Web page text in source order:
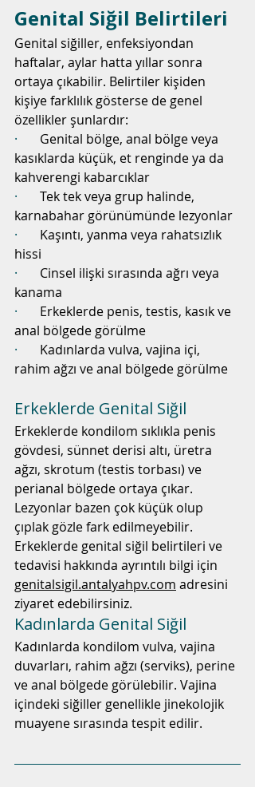
Genital Siğil Belirtileri
Genital siğiller, enfeksiyondan
haftalar, aylar hatta yıllar sonra
ortaya çıkabilir. Belirtiler kişiden
kişiye farklılık gösterse de genel
özellikler şunlardır:
· Genital bölge, anal bölge veya
kasıklarda küçük, et renginde ya da
kahverengi kabarcıklar
· Tek tek veya grup halinde,
karnabahar görünümünde lezyonlar
· Kaşıntı, yanma veya rahatsızlık
hissi
· Cinsel ilişki sırasında ağrı veya
kanama
· Erkeklerde penis, testis, kasık ve
anal bölgede görülme
· Kadınlarda vulva, vajina içi,
rahim ağzı ve anal bölgede görülme
Erkeklerde Genital Siğil
Erkeklerde kondilom sıklıkla penis
gövdesi, sünnet derisi altı, üretra
ağzı, skrotum (testis torbası) ve
perianal bölgede ortaya çıkar.
Lezyonlar bazen çok küçük olup
çıplak gözle fark edilmeyebilir.
Erkeklerde genital siğil belirtileri ve
tedavisi hakkında ayrıntılı bilgi için
genitalsigil.antalyahpv.com adresini
ziyaret edebilirsiniz.
Kadınlarda Genital Siğil
Kadınlarda kondilom vulva, vajina
duvarları, rahim ağzı (serviks), perine
ve anal bölgede görülebilir. Vajina
içindeki siğiller genellikle jinekolojik
muayene sırasında tespit edilir.